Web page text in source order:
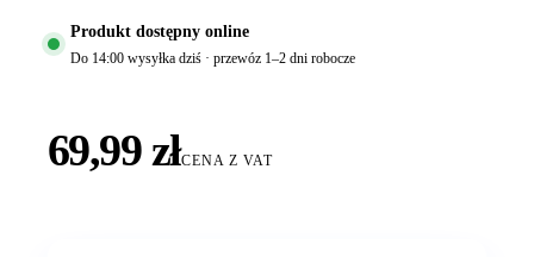
Produkt dostępny online
Do 14:00 wysyłka dziś · przewóz 1–2 dni robocze
69,99 złCENA Z VAT